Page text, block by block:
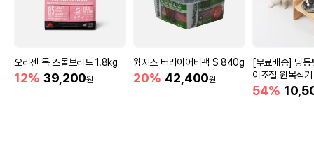
오리젠 독 스몰브리드 1.8kg
12% 39,200원
윔지스 버라이어티팩 S 840g
20% 42,400원
[무료배송] 딩동
이조절 원목식기
54%